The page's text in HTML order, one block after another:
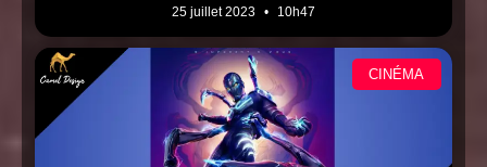
25 juillet 2023 10h47
CINÉMA